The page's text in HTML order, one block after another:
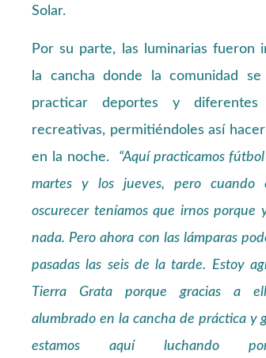
Solar.
Por su parte, las luminarias fueron
la cancha donde la comunidad
practicar deportes y diferentes
recreativas, permitiéndoles así
en la noche.
“Aquí practicamos
martes y los jueves, pero cuando
oscurecer teníamos que irnos porque
nada. Pero ahora con las lámparas
pasadas las seis de la tarde. Estoy
Tierra Grata porque gracias a
alumbrado en la cancha de práctica y
estamos aquí luchando